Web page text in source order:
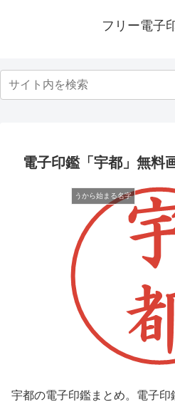
フリー電子
電子印鑑「宇都」無料
うから始まる名字
宇都の電子印鑑まとめ。電子印